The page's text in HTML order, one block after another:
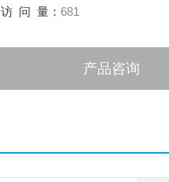
访 问 量： 681
产品咨询